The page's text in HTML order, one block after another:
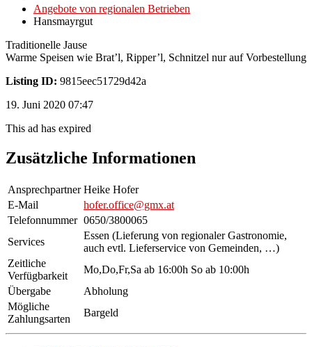
Angebote von regionalen Betrieben
Hansmayrgut
Traditionelle Jause
Warme Speisen wie Brat’l, Ripper’l, Schnitzel nur auf Vorbestellung
Listing ID: 9815eec51729d42a
19. Juni 2020 07:47
This ad has expired
Zusätzliche Informationen
Ansprechpartner Heike Hofer
E-Mail
hofer.office@gmx.at
Telefonnummer 0650/3800065
Services
Essen (Lieferung von regionaler Gastronomie,
auch evtl. Lieferservice von Gemeinden, …)
Zeitliche
Verfügbarkeit
Mo,Do,Fr,Sa ab 16:00h So ab 10:00h
Übergabe
Abholung
Mögliche
Zahlungsarten
Bargeld